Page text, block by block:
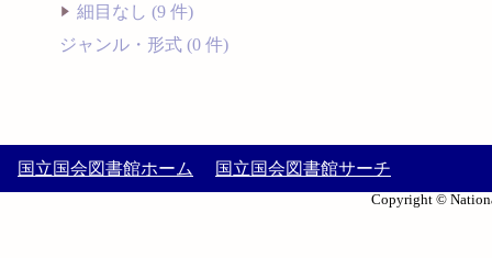
細目なし (9 件)
ジャンル・形式 (0 件)
国立国会図書館ホーム 国立国会図書館サーチ
Copyright ©